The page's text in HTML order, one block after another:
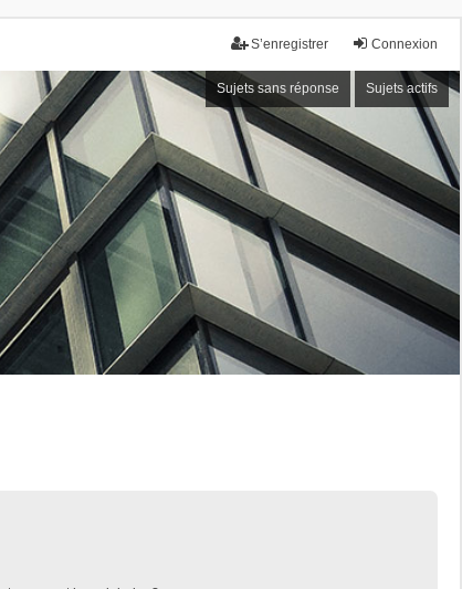
Connexion
S’enregistrer
Sujets sans réponse Sujets actifs